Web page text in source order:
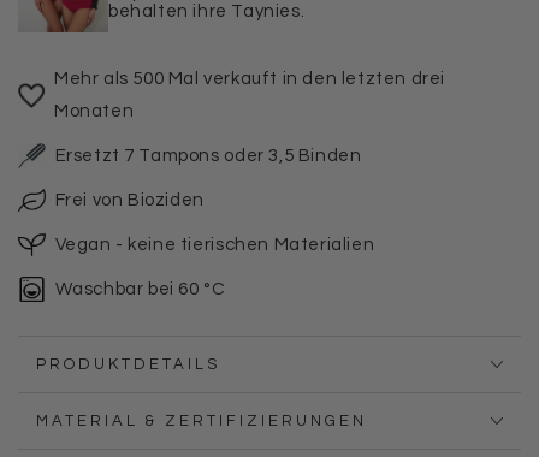
behalten ihre Taynies.
Mehr als 500 Mal verkauft in den letzten drei
Monaten
Ersetzt 7 Tampons oder 3,5 Binden
Frei von Bioziden
Vegan - keine tierischen Materialien
Waschbar bei 60 °C
PRODUKTDETAILS
MATERIAL & ZERTIFIZIERUNGEN